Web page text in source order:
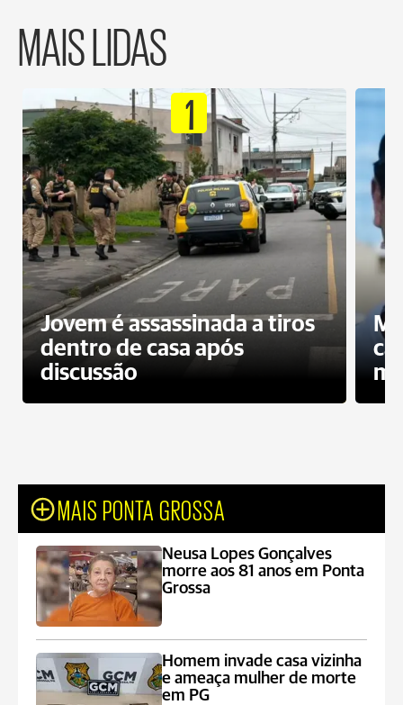
MAIS LIDAS
1
Jovem é assassinada a tiros
dentro de casa após
discussão
MAIS PONTA GROSSA
Neusa Lopes Gonçalves
morre aos 81 anos em Ponta
Grossa
Homem invade casa vizinha
e ameaça mulher de morte
em PG